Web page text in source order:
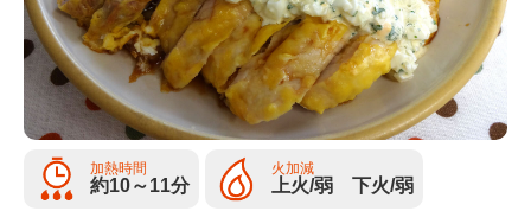
加熱時間
約10～11分
火加減
上火/弱 下火/弱